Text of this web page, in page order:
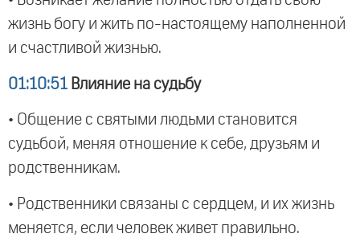
жизнь богу и жить по-настоящему наполненной
и счастливой жизнью.
01:10:51 Влияние на судьбу
• Общение с святыми людьми становится
судьбой, меняя отношение к себе, друзьям и
родственникам.
• Родственники связаны с сердцем, и их жизнь
меняется, если человек живет правильно.